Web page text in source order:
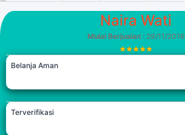
Naira Wati
Mulai Berjualan: 29/11/2016
Belanja Aman
Terverifikasi